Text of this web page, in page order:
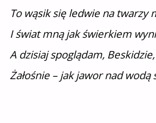
To wąsik się ledwie na twarzy
I świat mną jak świerkiem
A dzisiaj spoglądam,
Żałośnie – jak jawor nad